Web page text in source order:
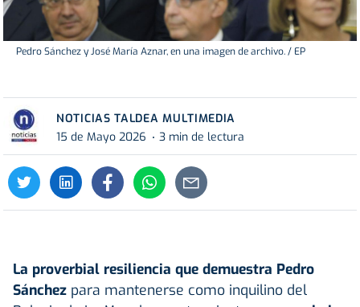
Pedro Sánchez y José María Aznar, en una imagen de archivo. / EP
NOTICIAS TALDEA MULTIMEDIA
15 de Mayo 2026
3 min de lectura
La proverbial resiliencia que demuestra Pedro
Sánchez para mantenerse como inquilino del